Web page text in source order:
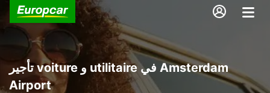
تأجير voiture و utilitaire في Amsterdam
Airport